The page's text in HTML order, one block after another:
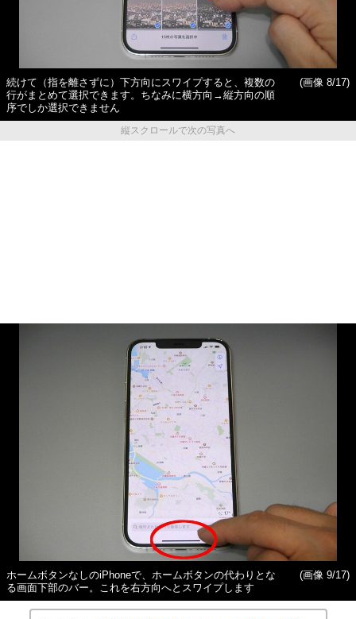
続けて（指を離さずに）下方向にスワイプすると、複数の
行がまとめて選択できます。ちなみに横方向→縦方向の順
序でしか選択できません
(画像 8/17)
縦スクロールで次の写真へ
ホームボタンなしのiPhoneで、ホームボタンの代わりとな
る画面下部のバー。これを右方向へとスワイプします
(画像 9/17)